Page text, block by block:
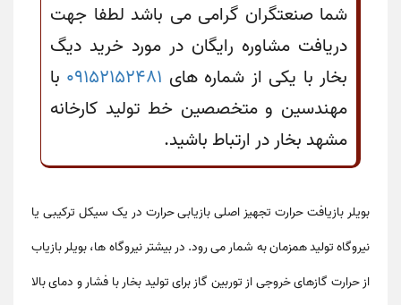
شما صنعتگران گرامی می باشد لطفا جهت
دریافت مشاوره رایگان در مورد خرید دیگ
بخار با یکی از شماره های 09152152481 با
مهندسین و متخصصین خط تولید کارخانه
مشهد بخار در ارتباط باشید.
بویلر بازیافت حرارت تجهیز اصلی بازیابی حرارت در یک سیکل ترکیبی یا
نیروگاه تولید همزمان به شمار می رود. در بیشتر نیروگاه ها، بویلر بازیاب
از حرارت گازهای خروجی از توربین گاز برای تولید بخار با فشار و دمای بالا